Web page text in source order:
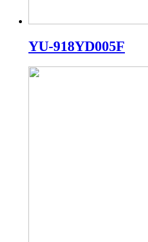
YU-918YD005F